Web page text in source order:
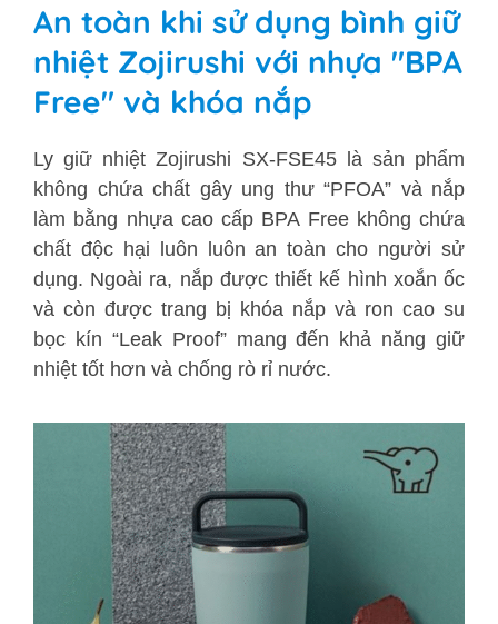
An toàn khi sử dụng bình giữ
nhiệt Zojirushi với nhựa "BPA
Free" và khóa nắp
Ly giữ nhiệt Zojirushi SX-FSE45 là sản phẩm
không chứa chất gây ung thư “PFOA” và nắp
làm bằng nhựa cao cấp BPA Free không chứa
chất độc hại luôn luôn an toàn cho người sử
dụng. Ngoài ra, nắp được thiết kế hình xoắn ốc
và còn được trang bị khóa nắp và ron cao su
bọc kín “Leak Proof” mang đến khả năng giữ
nhiệt tốt hơn và chống rò rỉ nước.